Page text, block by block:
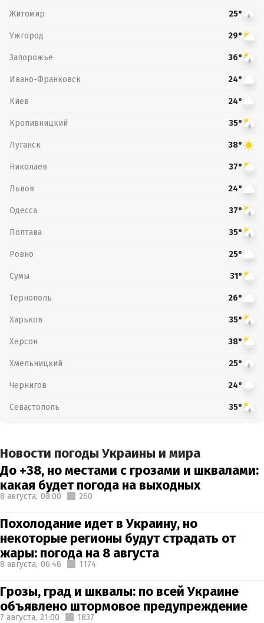
Житомир 25°
Ужгород 29°
Запорожье 36°
Ивано-Франковск 24°
Киев 24°
Кропивницкий 35°
Луганск 38°
Николаев 37°
Львов 24°
Одесса 37°
Полтава 35°
Ровно 25°
Сумы 31°
Тернополь 26°
Харьков 35°
Херсон 38°
Хмельницкий 25°
Чернигов 24°
Севастополь 35°
Новости погоды Украины и мира
До +38, но местами с грозами и шквалами:
какая будет погода на выходных
8 августа, 08:00 260
Похолодание идет в Украину, но
некоторые регионы будут страдать от
жары: погода на 8 августа
8 августа, 06:46 1174
Грозы, град и шквалы: по всей Украине
объявлено штормовое предупреждение
7 августа, 21:00 1837